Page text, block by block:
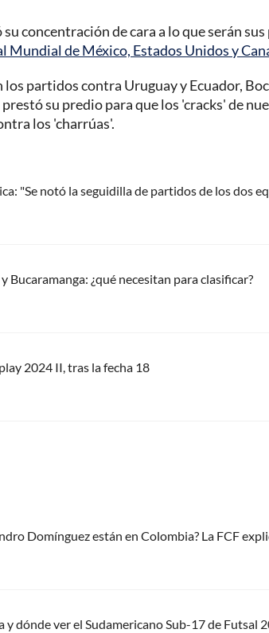
concentración de cara a lo que serán
de México, Estados Unidos y
partidos contra Uruguay y Ecuador,
su predio para que los 'cracks' de
los 'charrúas'.
"Se notó la seguidilla de partidos de los dos
Bucaramanga: ¿qué necesitan para clasificar?
2024 II, tras la fecha 18
Domínguez están en Colombia? La FCF
dónde ver el Sudamericano Sub-17 de Futsal